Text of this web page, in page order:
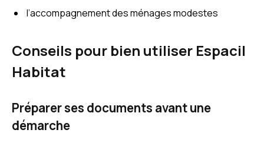
l’accompagnement des ménages modestes
Conseils pour bien utiliser Espacil
Habitat
Préparer ses documents avant une
démarche